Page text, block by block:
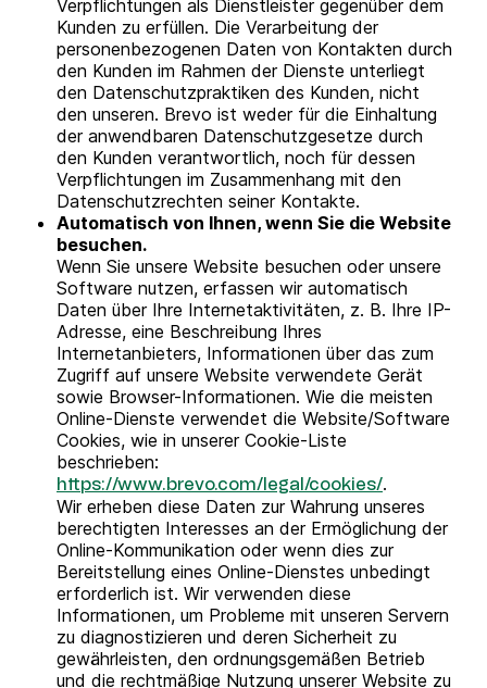
Verpflichtungen als Dienstleister gegenüber dem
Kunden zu erfüllen. Die Verarbeitung der
personenbezogenen Daten von Kontakten durch
den Kunden im Rahmen der Dienste unterliegt
den Datenschutzpraktiken des Kunden, nicht
den unseren. Brevo ist weder für die Einhaltung
der anwendbaren Datenschutzgesetze durch
den Kunden verantwortlich, noch für dessen
Verpflichtungen im Zusammenhang mit den
Datenschutzrechten seiner Kontakte.
Automatisch von Ihnen, wenn Sie die Website
besuchen.
Wenn Sie unsere Website besuchen oder unsere
Software nutzen, erfassen wir automatisch
Daten über Ihre Internetaktivitäten, z. B. Ihre IP-
Adresse, eine Beschreibung Ihres
Internetanbieters, Informationen über das zum
Zugriff auf unsere Website verwendete Gerät
sowie Browser-Informationen. Wie die meisten
Online-Dienste verwendet die Website/Software
Cookies, wie in unserer Cookie-Liste
beschrieben:
https://www.brevo.com/legal/cookies/.
Wir erheben diese Daten zur Wahrung unseres
berechtigten Interesses an der Ermöglichung der
Online-Kommunikation oder wenn dies zur
Bereitstellung eines Online-Dienstes unbedingt
erforderlich ist. Wir verwenden diese
Informationen, um Probleme mit unseren Servern
zu diagnostizieren und deren Sicherheit zu
gewährleisten, den ordnungsgemäßen Betrieb
und die rechtmäßige Nutzung unserer Website zu